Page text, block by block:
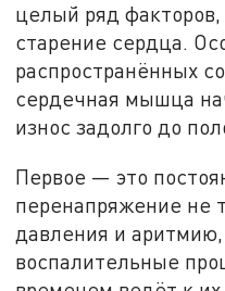
целый ряд
старение сердца.
распространённых
сердечная мышца
износ задолго до
Первое — это
перенапряжение не
давления и
воспалительные